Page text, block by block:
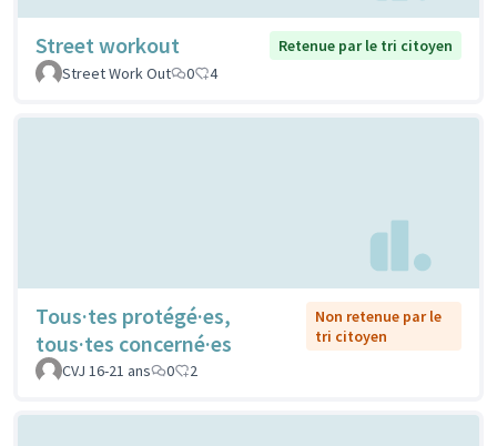
Street workout
Retenue par le tri citoyen
Street Work Out
0 4
Tous·tes protégé·es,
tous·tes concerné·es
Non retenue par le
tri citoyen
CVJ 16-21 ans
0 2